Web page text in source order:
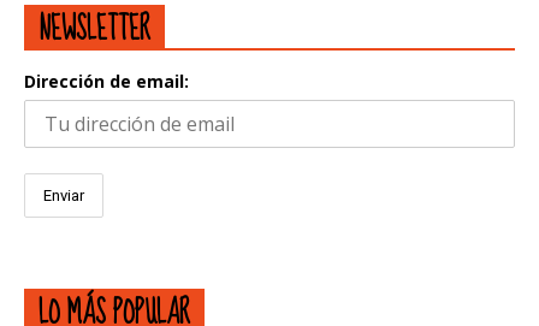
NEWSLETTER
Dirección de email:
LO MÁS POPULAR